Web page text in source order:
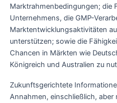
Marktrahmenbedingungen; die
Unternehmens, die GMP-
Marktentwicklungsaktivitäten
unterstützen; sowie die
Chancen in Märkten wie
Königreich und Australien zu
Zukunftsgerichtete
Annahmen, einschließlich,